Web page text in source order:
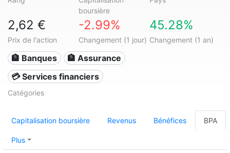
boursière
2,62 €
Prix de l'action
-2.99%
Changement (1 jour)
45.28%
Changement (1 an)
🏦 Banques
🏦 Assurance
💳 Services financiers
Catégories
Capitalisation boursière Revenus Bénéfices BPA
Plus